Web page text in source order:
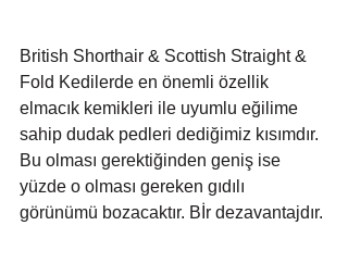
British Shorthair & Scottish Straight &
Fold Kedilerde en önemli özellik
elmacık kemikleri ile uyumlu eğilime
sahip dudak pedleri dediğimiz kısımdır.
Bu olması gerektiğinden geniş ise
yüzde o olması gereken gıdılı
görünümü bozacaktır. Bİr dezavantajdır.